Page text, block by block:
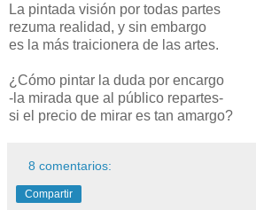
La pintada visión por todas partes
rezuma realidad, y sin embargo
es la más traicionera de las artes.
¿Cómo pintar la duda por encargo
-la mirada que al público repartes-
si el precio de mirar es tan amargo?
8 comentarios:
Compartir